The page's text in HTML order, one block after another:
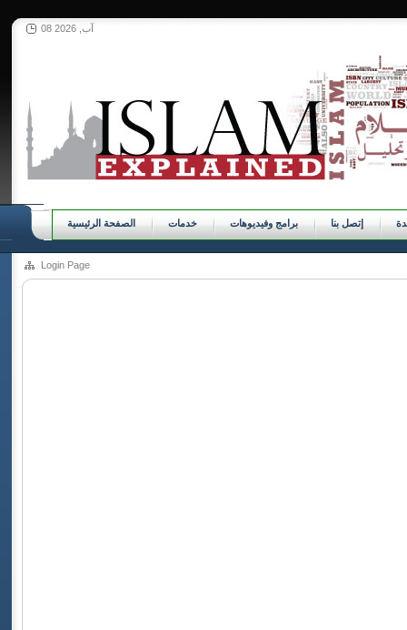
08 آب, 2026
الصفحة الرئيسية خدمات برامج وفيديوهات إتصل بنا
Login Page